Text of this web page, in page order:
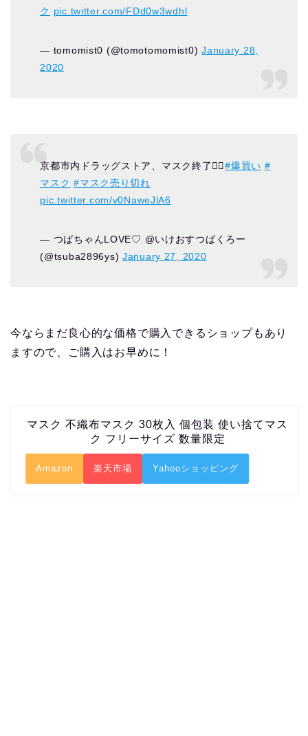
ク pic.twitter.com/FDd0w3wdhl
— tomomist0 (@tomotomomist0)January 28,
2020
京都市内ドラッグストア、マスク終了🤦‍♀️#爆買い #
マスク #マスク売り切れ
pic.twitter.com/v0NaweJlA6
— つばちゃんLOVE♡ @いけおすつばくろー
(@tsuba2896ys) January 27, 2020
今ならまだ良心的な価格で購入できるショップもあり
ますので、ご購入はお早めに！
マスク 不織布マスク 30枚入 個包装 使い捨てマス
ク フリーサイズ 数量限定
Amazon 楽天市場 Yahooショッピング